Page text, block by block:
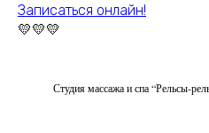
Записаться онлайн!
💛💛💛
Студия массажа и спа “Рельсы-